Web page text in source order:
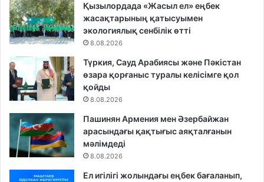
Қызылордада «Жасыл ел» еңбек
жасақтарының қатысуымен
экологиялық сенбілік өтті
8.08.2026
Түркия, Сауд Арабиясы және Пәкістан
өзара қорғаныс туралы келісімге қол
қойды
8.08.2026
Пашинян Армения мен Әзербайжан
арасындағы қақтығыс аяқталғанын
мәлімдеді
8.08.2026
Ел игілігі жолындағы еңбек бағаланып,